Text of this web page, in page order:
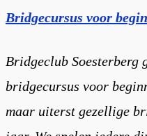
Bridgecursus voor
Bridgeclub Soesterberg
bridgecursus voor
maar uiterst gezellige